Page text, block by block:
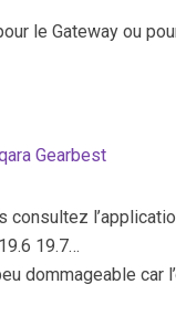
le Gateway ou
Gearbest
consultez
19.7…
dommageable car